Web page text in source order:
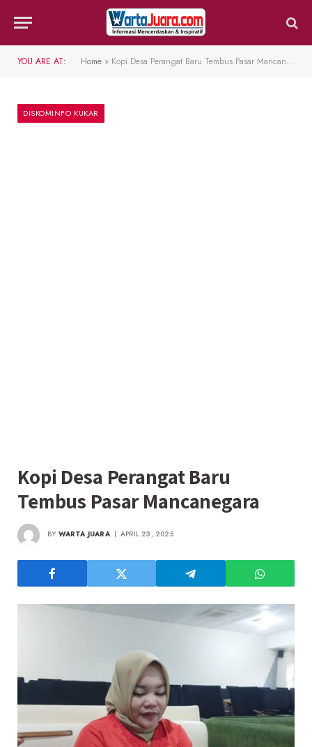
YOU ARE AT: Home » Kopi Desa Perangat Baru Tembus Pasar Mancanegara
DISKOMINFO KUKAR
Kopi Desa Perangat Baru
Tembus Pasar Mancanegara
BY WARTA JUARA APRIL 23, 2025